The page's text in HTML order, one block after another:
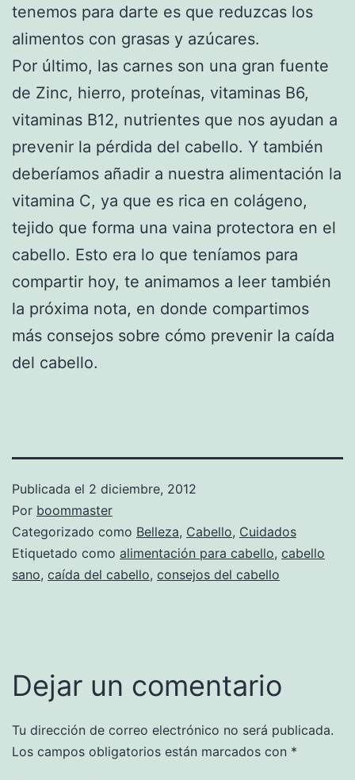
tenemos para darte es que reduzcas los
alimentos con grasas y azúcares.
Por último, las carnes son una gran fuente
de Zinc, hierro, proteínas, vitaminas B6,
vitaminas B12, nutrientes que nos ayudan a
prevenir la pérdida del cabello. Y también
deberíamos añadir a nuestra alimentación la
vitamina C, ya que es rica en colágeno,
tejido que forma una vaina protectora en el
cabello. Esto era lo que teníamos para
compartir hoy, te animamos a leer también
la próxima nota, en donde compartimos
más consejos sobre cómo prevenir la caída
del cabello.
Publicada el 2 diciembre, 2012
Por boommaster
Categorizado como Belleza, Cabello, Cuidados
Etiquetado como alimentación para cabello, cabello
sano, caída del cabello, consejos del cabello
Dejar un comentario
Tu dirección de correo electrónico no será publicada.
Los campos obligatorios están marcados con *